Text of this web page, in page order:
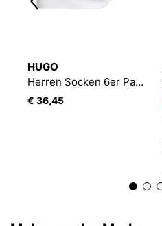
HUGO
Herren Socken 6er Pack 6P AS UNI CC 10260253 01
€ 36,45